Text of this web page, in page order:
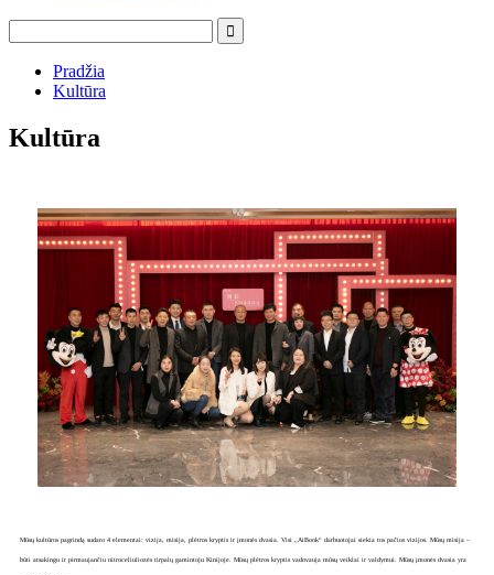
Pradžia
Kultūra
Kultūra
Mūsų kultūros pagrindą sudaro 4 elementai: vizija, misija, plėtros kryptis ir įmonės dvasia. Visi „AiBook“ darbuotojai siekia tos pačios vizijos. Mūsų misija –
būti atsakingu ir pirmaujančiu nitroceliuliozės tirpalų gamintoju Kinijoje. Mūsų plėtros kryptis vadovauja mūsų veiklai ir valdymui. Mūsų įmonės dvasia yra